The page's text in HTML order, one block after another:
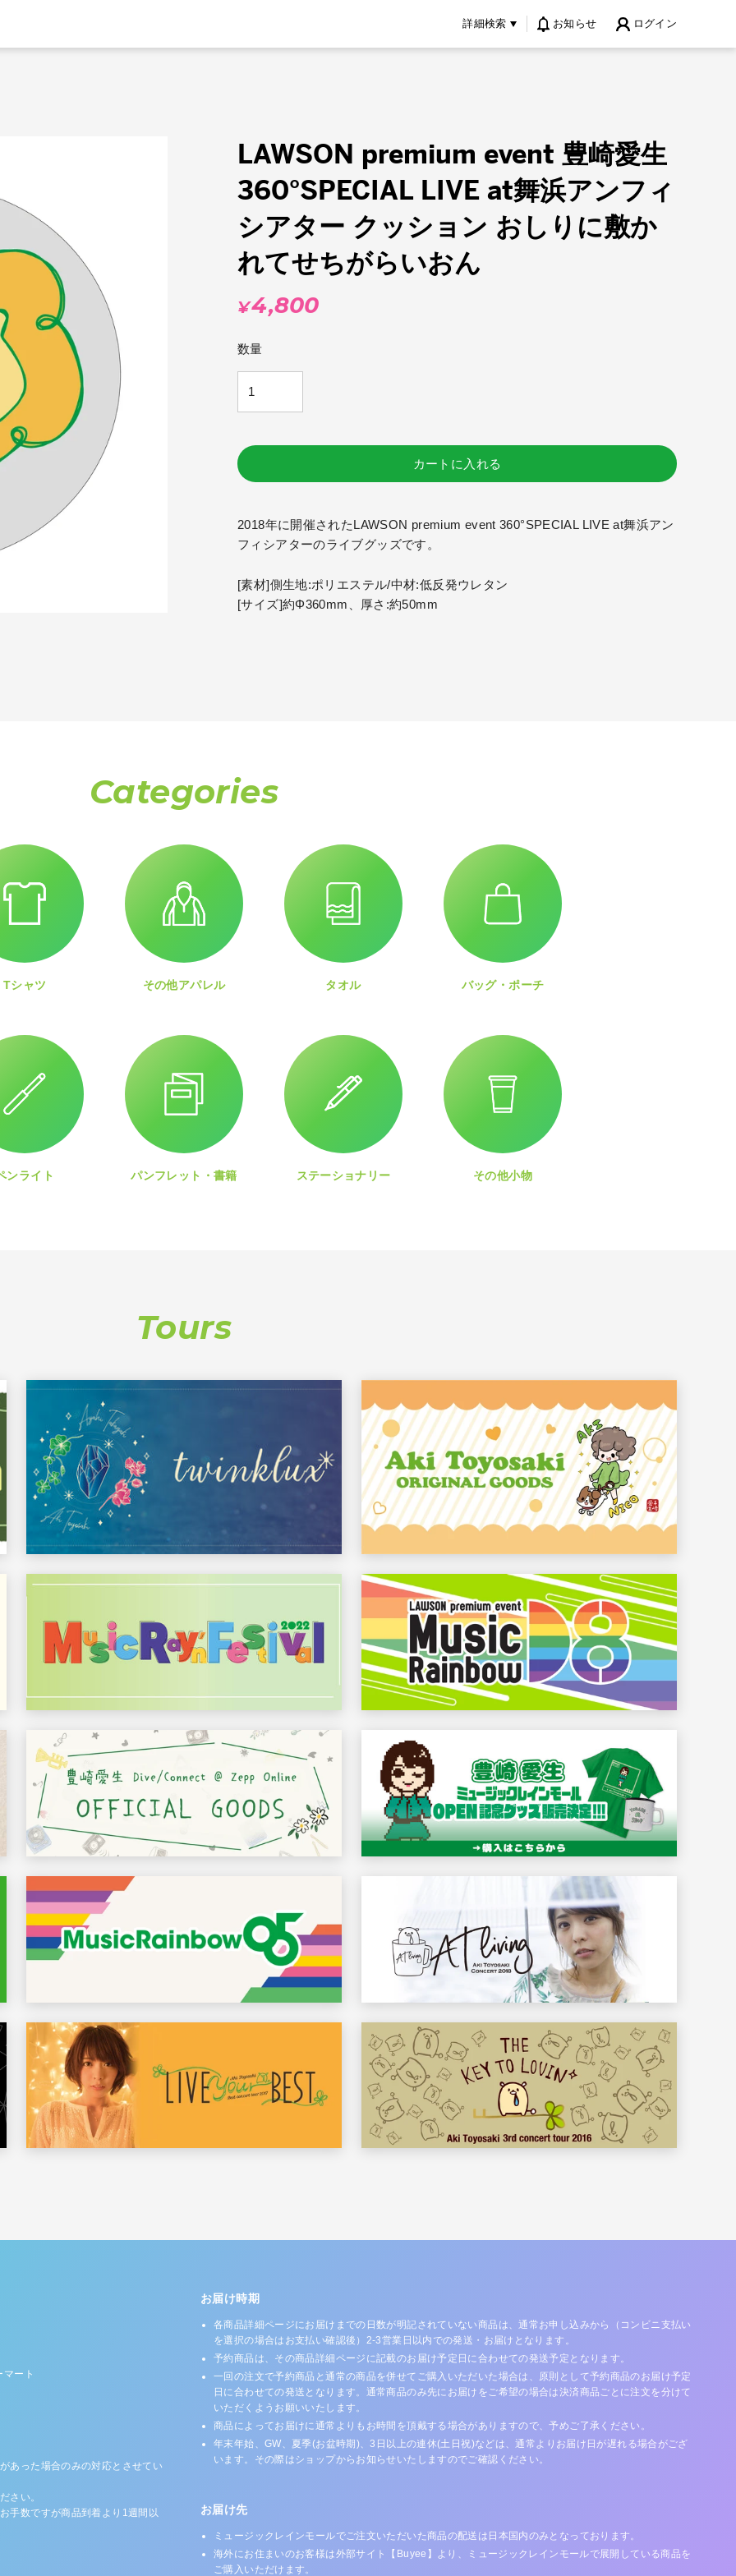
詳細検索 お知らせ ログイン
LAWSON premium event 豊崎愛生
360°SPECIAL LIVE at舞浜アンフィ
シアター クッション おしりに敷か
れてせちがらいおん
通
価
格
¥4,800
数量
カートに入れる
2018年に開催されたLAWSON premium event 360°SPECIAL LIVE at舞浜アン
フィシアターのライブグッズです。
[素材]側生地:ポリエステル/中材:低反発ウレタン
[サイズ]約Φ360mm、厚さ:約50mm
Categories
Tシャツ その他アパレル タオル バッグ・ポーチ
ンライト パンフレット・書籍 ステーショナリー その他小物
Tours
ート
あった場合のみの対応とさせてい
さい。
手数ですが商品到着より1週間以
お届け時期
各商品詳細ページにお届けまでの日数が明記されていない商品は、通常お申し込みから（コンビニ支払い
を選択の場合はお支払い確認後）2-3営業日以内での発送・お届けとなります。
予約商品は、その商品詳細ページに記載のお届け予定日に合わせての発送予定となります。
一回の注文で予約商品と通常の商品を併せてご購入いただいた場合は、原則として予約商品のお届け予定
日に合わせての発送となります。通常商品のみ先にお届けをご希望の場合は決済商品ごとに注文を分けて
いただくようお願いいたします。
商品によってお届けに通常よりもお時間を頂戴する場合がありますので、予めご了承ください。
年末年始、GW、夏季(お盆時期)、3日以上の連休(土日祝)などは、通常よりお届け日が遅れる場合がござ
います。その際はショップからお知らせいたしますのでご確認ください。
お届け先
ミュージックレインモールでご注文いただいた商品の配送は日本国内のみとなっております。
海外にお住まいのお客様は外部サイト【Buyee】より、ミュージックレインモールで展開している商品を
ご購入いただけます。